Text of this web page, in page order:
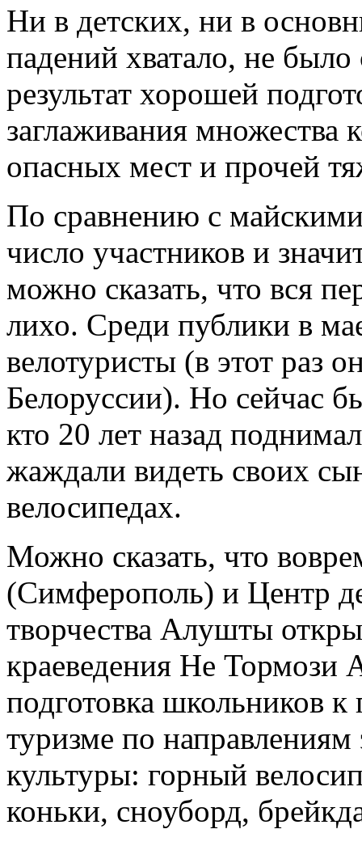
Ни в детских, ни в
падений хватало, не
результат хорошей
заглаживания множества
опасных мест и прочей
По сравнению с
число участников и
можно сказать, что вся
лихо. Среди публики в
велотуристы (в этот раз
Белоруссии). Но сейчас
кто 20 лет назад
жаждали видеть своих
велосипедах.
Можно сказать, что
(Симферополь) и Центр
творчества Алушты
краеведения Не Тормози
подготовка школьников
туризме по
культуры: горный
коньки, сноуборд,